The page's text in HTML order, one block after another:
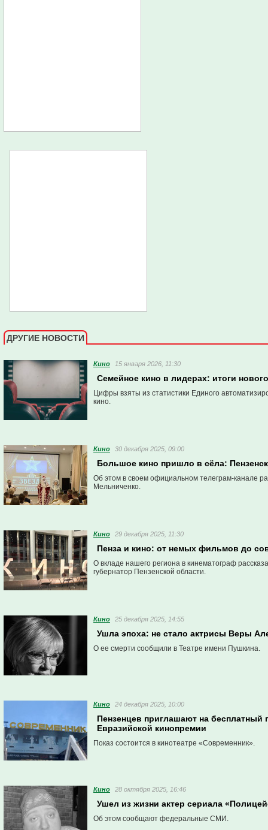
ДРУГИЕ НОВОСТИ
Кино 15 января 2026, 11:30
Семейное кино в лидерах: итоги
Цифры взяты из статистики Единого
кино.
Кино 30 декабря 2025, 09:00
Большое кино пришло в сёла:
Об этом в своем официальном телеграм-канале
Мельниченко.
Кино 29 декабря 2025, 11:30
Пенза и кино: от немых фильмов до
О вкладе нашего региона в кинематограф
губернатор Пензенской области.
Кино 25 декабря 2025, 14:55
Ушла эпоха: не стало актрисы Веры
О ее смерти сообщили в Театре имени Пушкина.
Кино 24 декабря 2025, 10:00
Пензенцев приглашают на
Евразийской кинопремии
Показ состоится в кинотеатре «Современник».
Кино 28 октября 2025, 16:46
Ушел из жизни актер сериала
Об этом сообщают федеральные СМИ.